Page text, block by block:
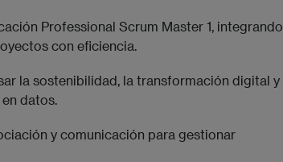
Professional Scrum Master 1, integrando
con eficiencia.
la sostenibilidad, la transformación digital y
datos.
y comunicación para gestionar